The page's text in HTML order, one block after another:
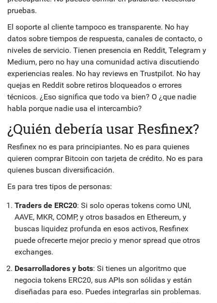
pruebas.
El soporte al cliente tampoco es transparente. No hay
datos sobre tiempos de respuesta, canales de contacto, o
niveles de servicio. Tienen presencia en Reddit, Telegram y
Medium, pero no hay una comunidad activa discutiendo
experiencias reales. No hay reviews en Trustpilot. No hay
quejas en Reddit sobre retiros bloqueados o errores
técnicos. ¿Eso significa que todo va bien? O ¿que nadie
habla porque nadie usa el intercambio?
¿Quién debería usar Resfinex?
Resfinex no es para principiantes. No es para quienes
quieren comprar Bitcoin con tarjeta de crédito. No es para
quienes buscan diversificación.
Es para tres tipos de personas:
Traders de ERC20: Si solo operas tokens como UNI,
AAVE, MKR, COMP, y otros basados en Ethereum, y
buscas liquidez profunda en esos activos, Resfinex
puede ofrecerte mejor precio y menor spread que otros
exchanges.
Desarrolladores y bots: Si tienes un algoritmo que
negocia tokens ERC20, sus APIs son sólidas y están
diseñadas para eso. Puedes integrarlas sin problemas.